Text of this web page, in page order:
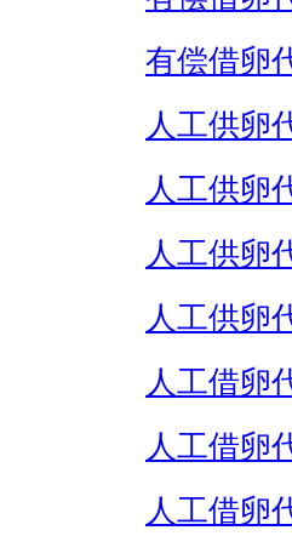
有偿借卵
人工供卵
人工供卵
人工供卵
人工供卵
人工借卵
人工借卵
人工借卵